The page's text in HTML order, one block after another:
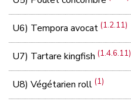
U6) Tempora avocat(1.2.11)
U7) Tartare kingfish(1.4.6.11)
U8) Végétarien roll(1)